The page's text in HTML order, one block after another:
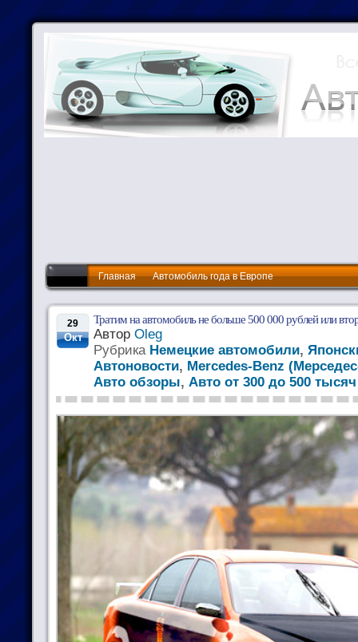
Главная Автомобиль года в Европе
29
Окт
Тратим на автомобиль не больше 500 000 рублей или
Автор Oleg
Рубрика Немецкие автомобили,
Автоновости, Mercedes-Benz
Авто обзоры, Авто от 300 до 500